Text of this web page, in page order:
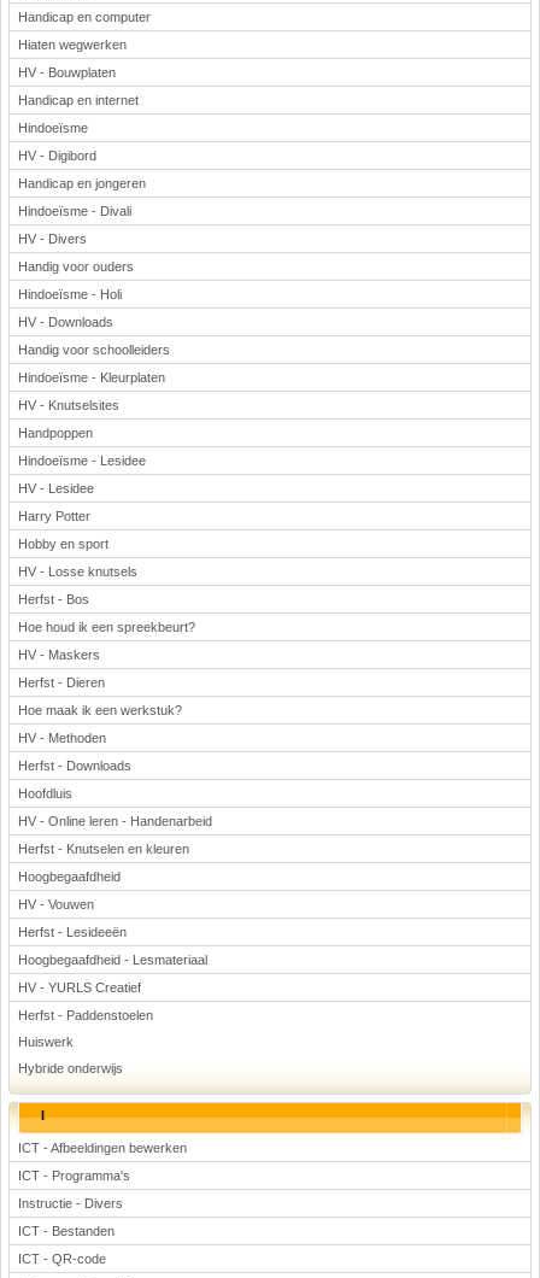
Handicap en computer
Hiaten wegwerken
HV - Bouwplaten
Handicap en internet
Hindoeïsme
HV - Digibord
Handicap en jongeren
Hindoeïsme - Divali
HV - Divers
Handig voor ouders
Hindoeïsme - Holi
HV - Downloads
Handig voor schoolleiders
Hindoeïsme - Kleurplaten
HV - Knutselsites
Handpoppen
Hindoeïsme - Lesidee
HV - Lesidee
Harry Potter
Hobby en sport
HV - Losse knutsels
Herfst - Bos
Hoe houd ik een spreekbeurt?
HV - Maskers
Herfst - Dieren
Hoe maak ik een werkstuk?
HV - Methoden
Herfst - Downloads
Hoofdluis
HV - Online leren - Handenarbeid
Herfst - Knutselen en kleuren
Hoogbegaafdheid
HV - Vouwen
Herfst - Lesideeën
Hoogbegaafdheid - Lesmateriaal
HV - YURLS Creatief
Herfst - Paddenstoelen
Huiswerk
Hybride onderwijs
I
ICT - Afbeeldingen bewerken
ICT - Programma's
Instructie - Divers
ICT - Bestanden
ICT - QR-code